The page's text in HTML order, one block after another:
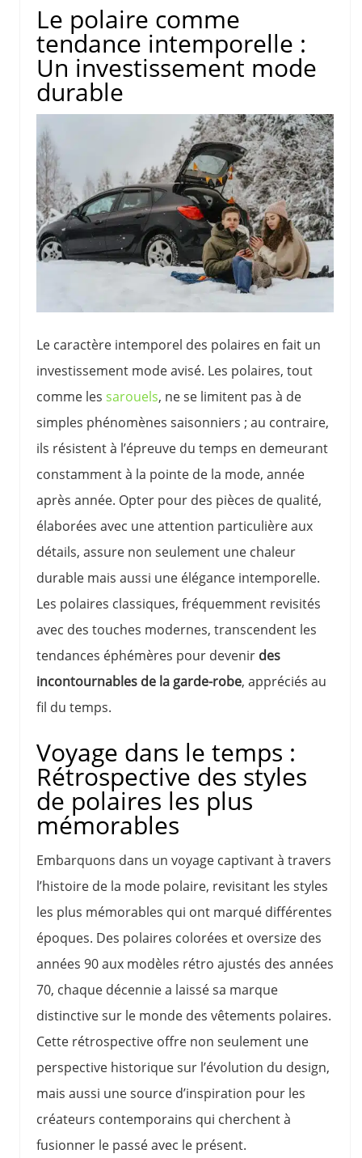
Le polaire comme
tendance intemporelle :
Un investissement mode
durable
Le caractère intemporel des polaires en fait un
investissement mode avisé. Les polaires, tout
comme les sarouels, ne se limitent pas à de
simples phénomènes saisonniers ; au contraire,
ils résistent à l’épreuve du temps en demeurant
constamment à la pointe de la mode, année
après année. Opter pour des pièces de qualité,
élaborées avec une attention particulière aux
détails, assure non seulement une chaleur
durable mais aussi une élégance intemporelle.
Les polaires classiques, fréquemment revisités
avec des touches modernes, transcendent les
tendances éphémères pour devenir des
incontournables de la garde-robe, appréciés au
fil du temps.
Voyage dans le temps :
Rétrospective des styles
de polaires les plus
mémorables
Embarquons dans un voyage captivant à travers
l’histoire de la mode polaire, revisitant les styles
les plus mémorables qui ont marqué différentes
époques. Des polaires colorées et oversize des
années 90 aux modèles rétro ajustés des années
70, chaque décennie a laissé sa marque
distinctive sur le monde des vêtements polaires.
Cette rétrospective offre non seulement une
perspective historique sur l’évolution du design,
mais aussi une source d’inspiration pour les
créateurs contemporains qui cherchent à
fusionner le passé avec le présent.